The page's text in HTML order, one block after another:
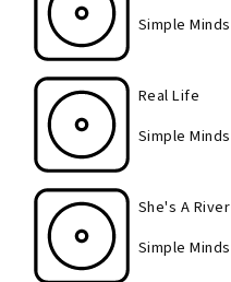
Simple Minds
Real Life
Simple Minds
She's A River
Simple Minds